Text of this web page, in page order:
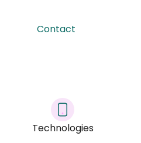
Contact
Technologies